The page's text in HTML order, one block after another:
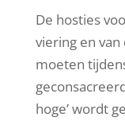
De hosties
viering en van
moeten
hoge’ wordt